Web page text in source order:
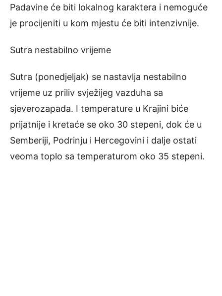
Padavine će biti lokalnog karaktera i nemoguće
je procijeniti u kom mjestu će biti intenzivnije.
Sutra nestabilno vrijeme
Sutra (ponedjeljak) se nastavlja nestabilno
vrijeme uz priliv svježijeg vazduha sa
sjeverozapada. I temperature u Krajini biće
prijatnije i kretaće se oko 30 stepeni, dok će u
Semberiji, Podrinju i Hercegovini i dalje ostati
veoma toplo sa temperaturom oko 35 stepeni.